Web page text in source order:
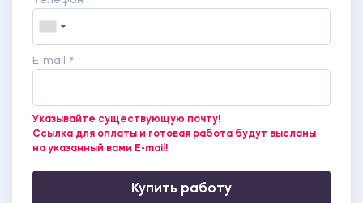
E-mail *
Указывайте существующую почту!
Ссылка для оплаты и готовая работа будут высланы
на указанный вами E-mail!
Купить работу